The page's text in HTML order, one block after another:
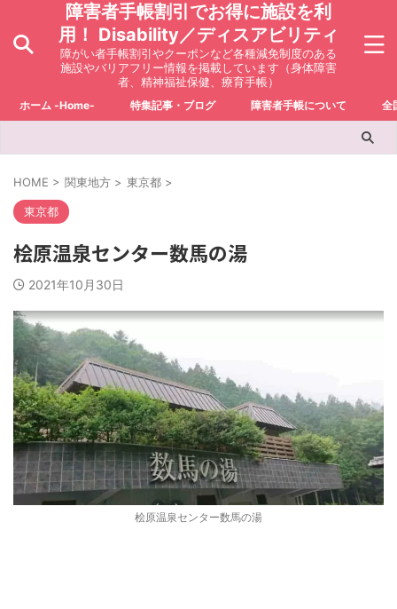
障害者手帳割引でお得に施設を利
用！ Disability／ディスアビリティ
障がい者手帳割引やクーポンなど各種減免制度のある
施設やバリアフリー情報を掲載しています（身体障害
者、精神福祉保健、療育手帳）
ホーム -Home- 特集記事・ブログ 障害者手帳について 全
HOME > 関東地方 > 東京都 >
東京都
桧原温泉センター数馬の湯
2021年10月30日
桧原温泉センター数馬の湯